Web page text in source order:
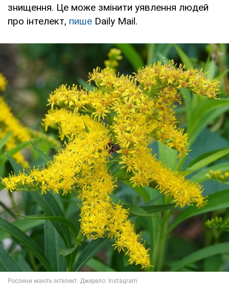
знищення. Це може змінити уявлення людей
про інтелект, пише Daily Mail.